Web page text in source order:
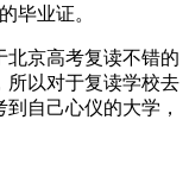
毕业证。
北京高考复读不错的
所以对于复读学校去
自己心仪的大学，